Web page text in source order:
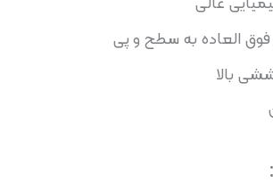
العاده به سطح و پی
بالا